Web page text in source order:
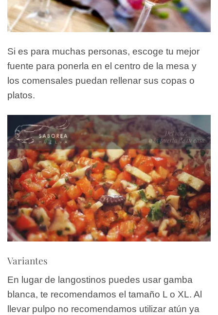
Si es para muchas personas, escoge tu mejor
fuente para ponerla en el centro de la mesa y
los comensales puedan rellenar sus copas o
platos.
Variantes
En lugar de langostinos puedes usar gamba
blanca, te recomendamos el tamaño L o XL. Al
llevar pulpo no recomendamos utilizar atún ya